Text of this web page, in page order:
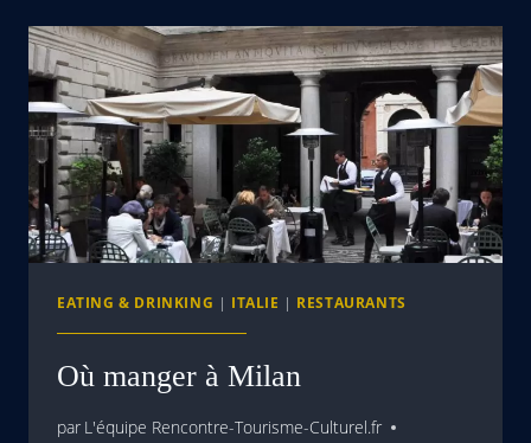
EATING & DRINKING | ITALIE | RESTAURANTS
Où manger à Milan
par L'équipe Rencontre-Tourisme-Culturel.fr